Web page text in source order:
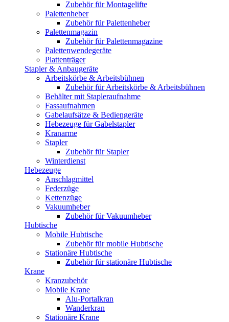
Zubehör für Montagelifte
Palettenheber
Zubehör für Palettenheber
Palettenmagazin
Zubehör für Palettenmagazine
Palettenwendegeräte
Plattenträger
Stapler & Anbaugeräte
Arbeitskörbe & Arbeitsbühnen
Zubehör für Arbeitskörbe & Arbeitsbühnen
Behälter mit Stapleraufnahme
Fassaufnahmen
Gabelaufsätze & Bediengeräte
Hebezeuge für Gabelstapler
Kranarme
Stapler
Zubehör für Stapler
Winterdienst
Hebezeuge
Anschlagmittel
Federzüge
Kettenzüge
Vakuumheber
Zubehör für Vakuumheber
Hubtische
Mobile Hubtische
Zubehör für mobile Hubtische
Stationäre Hubtische
Zubehör für stationäre Hubtische
Krane
Kranzubehör
Mobile Krane
Alu-Portalkran
Wanderkran
Stationäre Krane